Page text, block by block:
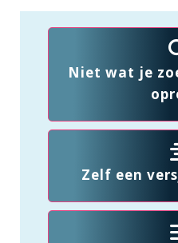
Niet wat je
Zelf een